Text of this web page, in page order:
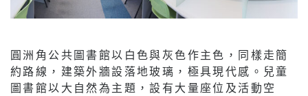
圓洲角公共圖書館以白色與灰色作主色，同樣走簡
約路線，建築外牆設落地玻璃，極具現代感。兒童
圖書館以大自然為主題，設有大量座位及活動空